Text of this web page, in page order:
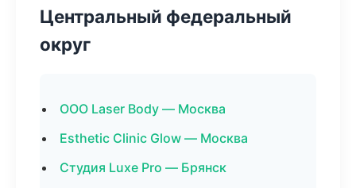
Центральный федеральный
округ
ООО Laser Body — Москва
Esthetic Clinic Glow — Москва
Студия Luxe Pro — Брянск